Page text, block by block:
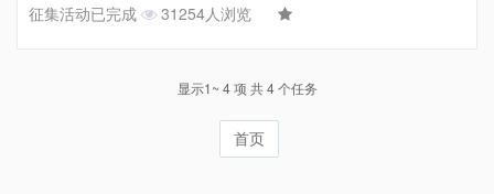
征集活动已完成 31254人浏览
显示1~ 4 项 共 4 个任务
首页